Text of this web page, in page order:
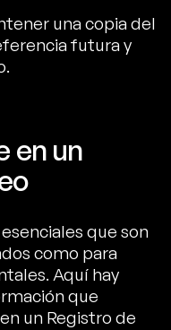
una copia del
futura y
en un
que son
como para
Aquí hay
que
un Registro de